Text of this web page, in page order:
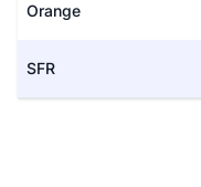
Orange
SFR